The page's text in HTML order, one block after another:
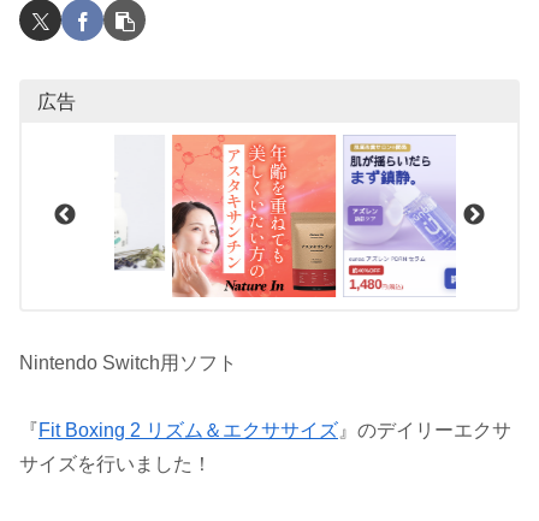
広告
Nintendo Switch用ソフト
『Fit Boxing 2 リズム＆エクササイズ 』のデイリーエクサ
サイズを行いました！